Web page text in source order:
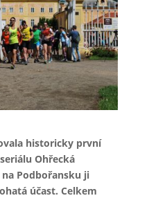
historicky první
Ohřecká
Podbořansku ji
účast. Celkem